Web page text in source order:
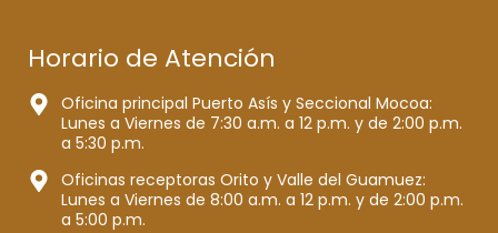
Horario de Atención
Oficina principal Puerto Asís y Seccional Mocoa:
Lunes a Viernes de 7:30 a.m. a 12 p.m. y de 2:00 p.m.
a 5:30 p.m.
Oficinas receptoras Orito y Valle del Guamuez:
Lunes a Viernes de 8:00 a.m. a 12 p.m. y de 2:00 p.m.
a 5:00 p.m.